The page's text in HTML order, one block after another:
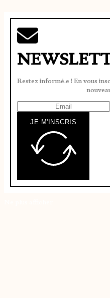
Restez informé.e ! En vous
JE M'INSCRIS